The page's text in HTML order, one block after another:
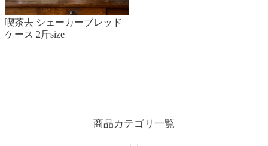
喫茶去 シェーカーブレッド
ケース 2斤size
商品カテゴリ一覧